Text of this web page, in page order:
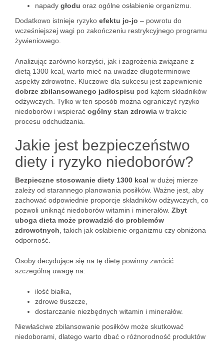
napady głodu oraz ogólne osłabienie organizmu.
Dodatkowo istnieje ryzyko efektu jo-jo – powrotu do
wcześniejszej wagi po zakończeniu restrykcyjnego programu
żywieniowego.
Analizując zarówno korzyści, jak i zagrożenia związane z
dietą 1300 kcal, warto mieć na uwadze długoterminowe
aspekty zdrowotne. Kluczowe dla sukcesu jest zapewnienie
dobrze zbilansowanego jadłospisu pod kątem składników
odżywczych. Tylko w ten sposób można ograniczyć ryzyko
niedoborów i wspierać ogólny stan zdrowia w trakcie
procesu odchudzania.
Jakie jest bezpieczeństwo
diety i ryzyko niedoborów?
Bezpieczne stosowanie diety 1300 kcal w dużej mierze
zależy od starannego planowania posiłków. Ważne jest, aby
zachować odpowiednie proporcje składników odżywczych, co
pozwoli uniknąć niedoborów witamin i minerałów. Zbyt
uboga dieta może prowadzić do problemów
zdrowotnych , takich jak osłabienie organizmu czy obniżona
odporność.
Osoby decydujące się na tę dietę powinny zwrócić
szczególną uwagę na:
ilość białka,
zdrowe tłuszcze,
dostarczanie niezbędnych witamin i minerałów.
Niewłaściwe zbilansowanie posiłków może skutkować
niedoborami, dlatego warto dbać o różnorodność produktów